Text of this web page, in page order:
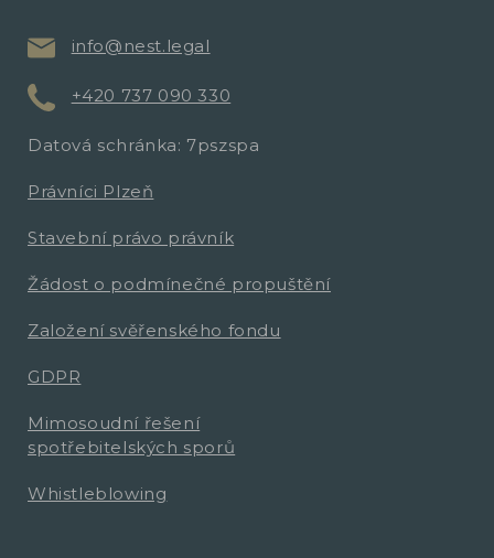
info@nest.legal
+420 737 090 330
Datová schránka: 7pszspa
Právníci Plzeň
Stavební právo právník
Žádost o podmínečné propuštění
Založení svěřenského fondu
GDPR
Mimosoudní řešení
spotřebitelských sporů
Whistleblowing